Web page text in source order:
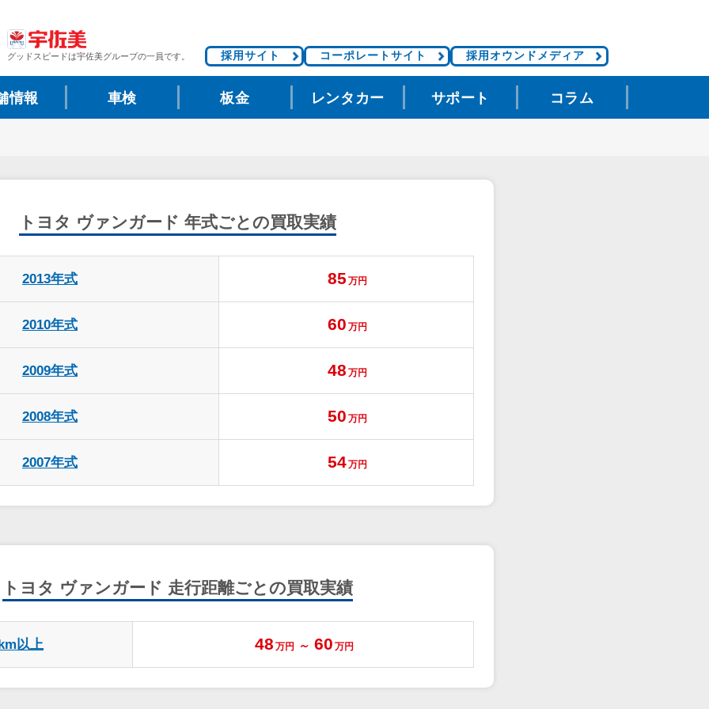
グッドスピードは宇佐美グループの一員です。 採用サイト コーポレートサイト 採用オウンドメディア
情報 車検 板金 レンタカー サポート コラム
トヨタ ヴァンガード 年式ごとの買取実績
2013年式 85 万円
2010年式 60 万円
2009年式 48 万円
2008年式 50 万円
2007年式 54万円
トヨタ ヴァンガード 走行距離ごとの買取実績
以上 48 万円～ 60 万円